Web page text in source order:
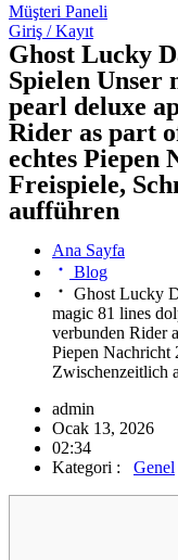
Müşteri Paneli
Giriş / Kayıt
Ghost Lucky
Spielen Unser
pearl deluxe
Rider as part
echtes Piepen
Freispiele,
aufführen
Ana Sayfa
Blog
Ghost Lucky
magic 81 lines
verbunden Rider
Piepen Nachricht
Zwischenzeitlich
admin
Ocak 13, 2026
02:34
Kategori :
Genel